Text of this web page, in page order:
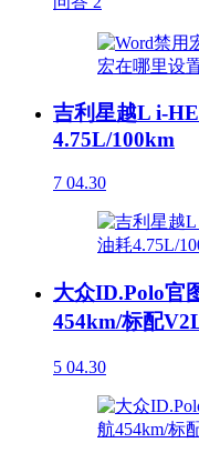
吉利星越L i-
4.75L/100km
7 04.30
大众ID.Polo官
454km/标配
5 04.30